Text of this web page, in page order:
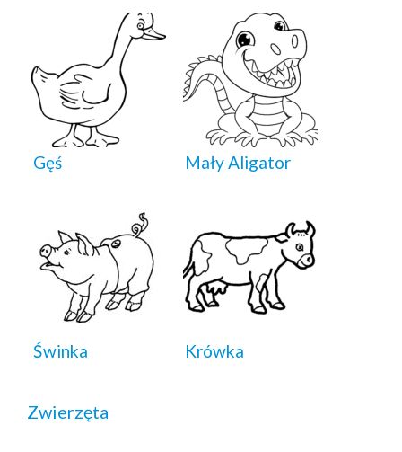
Gęś Mały Aligator
Świnka Krówka
Zwierzęta